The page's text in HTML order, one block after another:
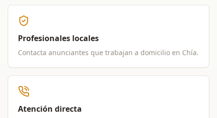
Profesionales locales
Contacta anunciantes que trabajan a domicilio en Chía.
Atención directa